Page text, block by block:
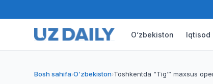
O‘zbekiston Iqtisod
Bosh sahifa›O‘zbekiston›Toshkentda “Tig‘” maxsus